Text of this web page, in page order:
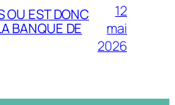
OU EST DONC
BANQUE DE
12
mai
2026